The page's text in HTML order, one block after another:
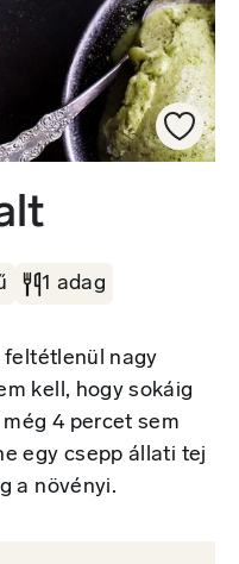
1 adag
nagy
kell, hogy sokáig
4 percet sem
egy csepp állati tej
a növényi.